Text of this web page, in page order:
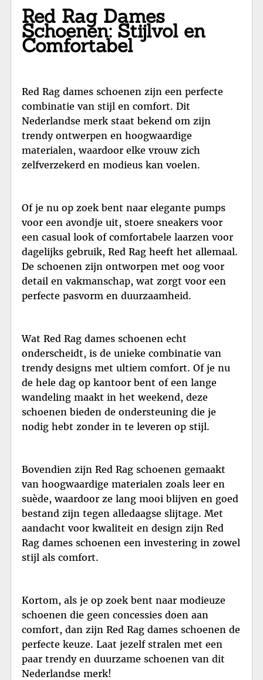
Red Rag Dames
Schoenen: Stijlvol en
Comfortabel
Red Rag dames schoenen zijn een perfecte
combinatie van stijl en comfort. Dit
Nederlandse merk staat bekend om zijn
trendy ontwerpen en hoogwaardige
materialen, waardoor elke vrouw zich
zelfverzekerd en modieus kan voelen.
Of je nu op zoek bent naar elegante pumps
voor een avondje uit, stoere sneakers voor
een casual look of comfortabele laarzen voor
dagelijks gebruik, Red Rag heeft het allemaal.
De schoenen zijn ontworpen met oog voor
detail en vakmanschap, wat zorgt voor een
perfecte pasvorm en duurzaamheid.
Wat Red Rag dames schoenen echt
onderscheidt, is de unieke combinatie van
trendy designs met ultiem comfort. Of je nu
de hele dag op kantoor bent of een lange
wandeling maakt in het weekend, deze
schoenen bieden de ondersteuning die je
nodig hebt zonder in te leveren op stijl.
Bovendien zijn Red Rag schoenen gemaakt
van hoogwaardige materialen zoals leer en
suède, waardoor ze lang mooi blijven en goed
bestand zijn tegen alledaagse slijtage. Met
aandacht voor kwaliteit en design zijn Red
Rag dames schoenen een investering in zowel
stijl als comfort.
Kortom, als je op zoek bent naar modieuze
schoenen die geen concessies doen aan
comfort, dan zijn Red Rag dames schoenen de
perfecte keuze. Laat jezelf stralen met een
paar trendy en duurzame schoenen van dit
Nederlandse merk!